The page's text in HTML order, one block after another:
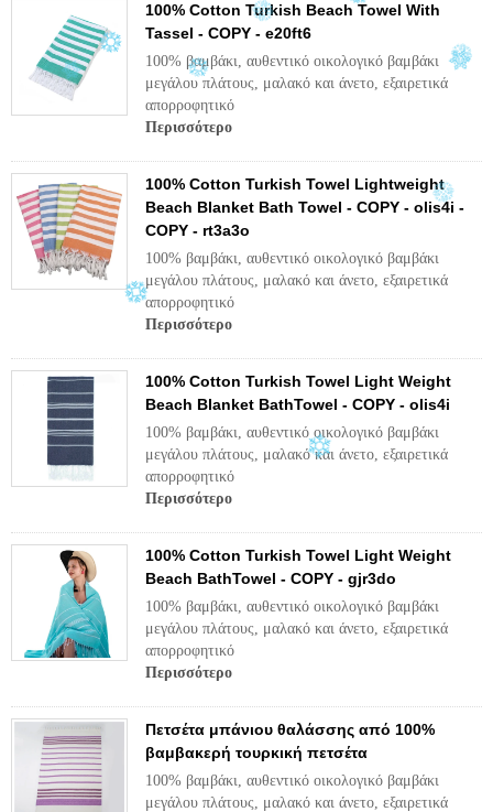
100% Cotton Turkish Beach Towel With
Tassel - COPY - e20ft6
100% βαμβάκι, αυθεντικό οικολογικό βαμβάκι
μεγάλου πλάτους, μαλακό και άνετο, εξαιρετικά
απορροφητικό
Περισσότερο
100% Cotton Turkish Towel Lightweight
Beach Blanket Bath Towel - COPY - olis4i -
COPY - rt3a3o
100% βαμβάκι, αυθεντικό οικολογικό βαμβάκι
μεγάλου πλάτους, μαλακό και άνετο, εξαιρετικά
απορροφητικό
Περισσότερο
100% Cotton Turkish Towel Light Weight
Beach Blanket BathTowel - COPY - olis4i
100% βαμβάκι, αυθεντικό οικολογικό βαμβάκι
μεγάλου πλάτους, μαλακό και άνετο, εξαιρετικά
απορροφητικό
Περισσότερο
100% Cotton Turkish Towel Light Weight
Beach BathTowel - COPY - gjr3do
100% βαμβάκι, αυθεντικό οικολογικό βαμβάκι
μεγάλου πλάτους, μαλακό και άνετο, εξαιρετικά
απορροφητικό
Περισσότερο
Πετσέτα μπάνιου θαλάσσης από 100%
βαμβακερή τουρκική πετσέτα
100% βαμβάκι, αυθεντικό οικολογικό βαμβάκι
μεγάλου πλάτους, μαλακό και άνετο, εξαιρετικά